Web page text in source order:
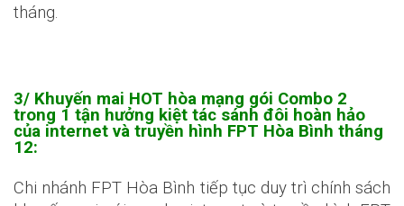
tháng.
3/ Khuyến mai HOT hòa mạng gói Combo 2
trong 1 tận hưởng kiệt tác sánh đôi hoàn hảo
của internet và truyền hình FPT Hòa Bình tháng
12:
Chi nhánh FPT Hòa Bình tiếp tục duy trì chính sách